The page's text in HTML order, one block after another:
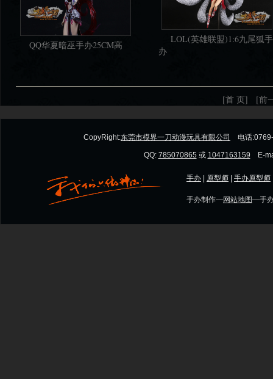
QQ华夏暗巫手办25CM高
LOL(英雄联盟)1:6九尾狐手
办
[首 页] [前
CopyRight:东莞市模界一刀动漫玩具有限公司 电话
QQ: 785070865 或 1047163159 E-
手办 原型师 手办原型师
手办制作—网站地图—手